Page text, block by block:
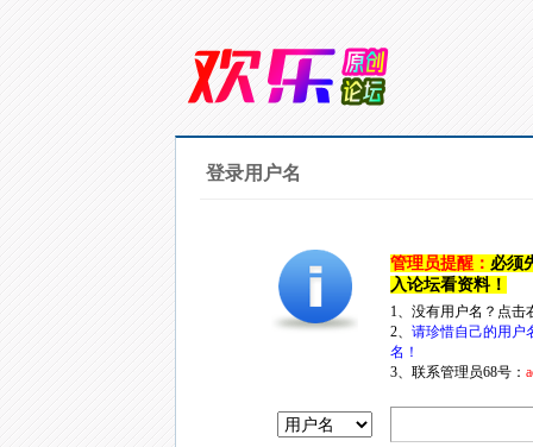
登录用户名
管理员提醒： 必须
入论坛看资料！
1、没有用户名？点
2、 请珍惜自己的用户
名！
3、联系管理员68号：